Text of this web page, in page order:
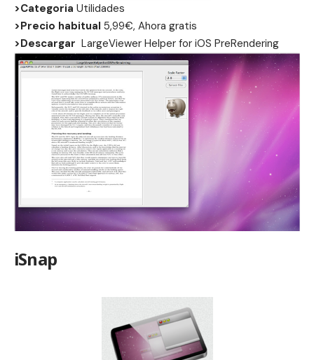
>Categoria Utilidades
>Precio habitual 5,99€, Ahora gratis
>Descargar LargeViewer Helper for iOS PreRendering
iSnap